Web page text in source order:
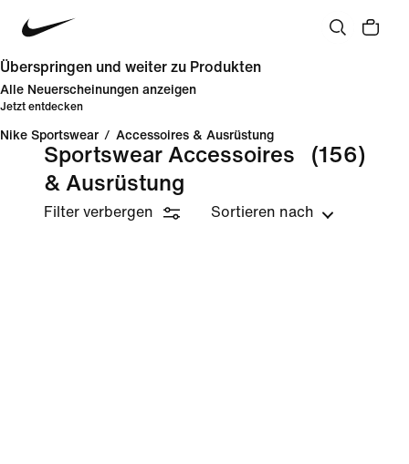
Überspringen und weiter zu Produkten
Alle Neuerscheinungen anzeigen
Jetzt entdecken
Nike Sportswear / Accessoires & Ausrüstung
Sportswear Accessoires
& Ausrüstung
(156)
Filter verbergen Sortieren nach